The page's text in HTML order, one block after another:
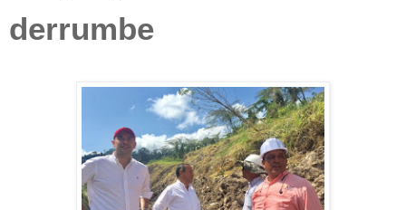
derrumbe